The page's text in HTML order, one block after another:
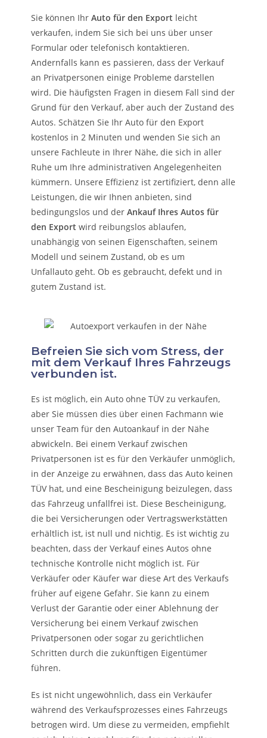
Sie können IhrAuto für den Export leicht
verkaufen, indem Sie sich bei uns über unser
Formular oder telefonisch kontaktieren.
Andernfalls kann es passieren, dass der Verkauf
an Privatpersonen einige Probleme darstellen
wird. Die häufigsten Fragen in diesem Fall sind der
Grund für den Verkauf, aber auch der Zustand des
Autos. Schätzen Sie Ihr Auto für den Export
kostenlos in 2 Minuten und wenden Sie sich an
unsere Fachleute in Ihrer Nähe, die sich in aller
Ruhe um Ihre administrativen Angelegenheiten
kümmern. Unsere Effizienz ist zertifiziert, denn alle
Leistungen, die wir Ihnen anbieten, sind
bedingungslos und derAnkauf Ihres Autos für
den Export wird reibungslos ablaufen,
unabhängig von seinen Eigenschaften, seinem
Modell und seinem Zustand, ob es um
Unfallauto geht. Ob es gebraucht, defekt und in
gutem Zustand ist.
Befreien Sie sich vom Stress, der
mit dem Verkauf Ihres Fahrzeugs
verbunden ist.
Es ist möglich, ein Auto ohne TÜV zu verkaufen,
aber Sie müssen dies über einen Fachmann wie
unser Team für den Autoankauf in der Nähe
abwickeln. Bei einem Verkauf zwischen
Privatpersonen ist es für den Verkäufer unmöglich,
in der Anzeige zu erwähnen, dass das Auto keinen
TÜV hat, und eine Bescheinigung beizulegen, dass
das Fahrzeug unfallfrei ist. Diese Bescheinigung,
die bei Versicherungen oder Vertragswerkstätten
erhältlich ist, ist null und nichtig. Es ist wichtig zu
beachten, dass der Verkauf eines Autos ohne
technische Kontrolle nicht möglich ist. Für
Verkäufer oder Käufer war diese Art des Verkaufs
früher auf eigene Gefahr. Sie kann zu einem
Verlust der Garantie oder einer Ablehnung der
Versicherung bei einem Verkauf zwischen
Privatpersonen oder sogar zu gerichtlichen
Schritten durch die zukünftigen Eigentümer
führen.
Es ist nicht ungewöhnlich, dass ein Verkäufer
während des Verkaufsprozesses eines Fahrzeugs
betrogen wird. Um diese zu vermeiden, empfiehlt